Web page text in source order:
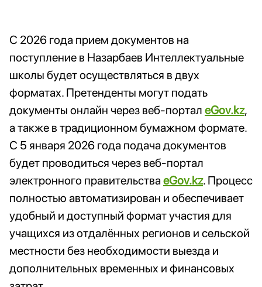
С 2026 года прием документов на
поступление в Назарбаев Интеллектуальные
школы будет осуществляться в двух
форматах. Претенденты могут подать
документы онлайн через веб-портал eGov.kz,
а также в традиционном бумажном формате.
С 5 января 2026 года подача документов
будет проводиться через веб-портал
электронного правительства eGov.kz. Процесс
полностью автоматизирован и обеспечивает
удобный и доступный формат участия для
учащихся из отдалённых регионов и сельской
местности без необходимости выезда и
дополнительных временных и финансовых